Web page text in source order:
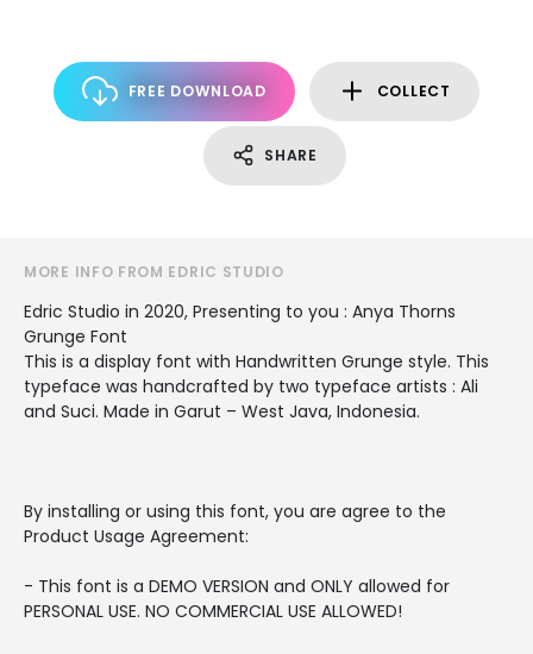
FREE DOWNLOAD COLLECT
SHARE
MORE INFO FROM EDRIC STUDIO
Edric Studio in 2020, Presenting to you : Anya Thorns
Grunge Font
This is a display font with Handwritten Grunge style. This
typeface was handcrafted by two typeface artists : Ali
and Suci. Made in Garut – West Java, Indonesia.
By installing or using this font, you are agree to the
Product Usage Agreement:
- This font is a DEMO VERSION and ONLY allowed for
PERSONAL USE. NO COMMERCIAL USE ALLOWED!